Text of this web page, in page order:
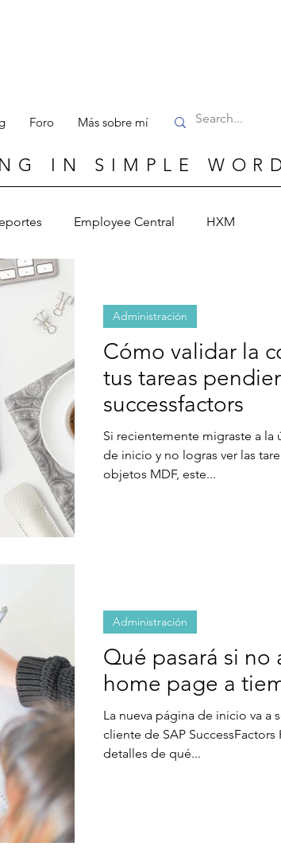
Foro Más sobre mí
IN SIMPLE
Employee Central HXM
Cómo validar la
tus tareas
successfactors
Si recientemente migraste a la
de inicio y no logras ver las
objetos MDF, este...
Administración
Qué pasará si no
home page a
La nueva página de inicio va a
cliente de SAP
detalles de qué...
Administración